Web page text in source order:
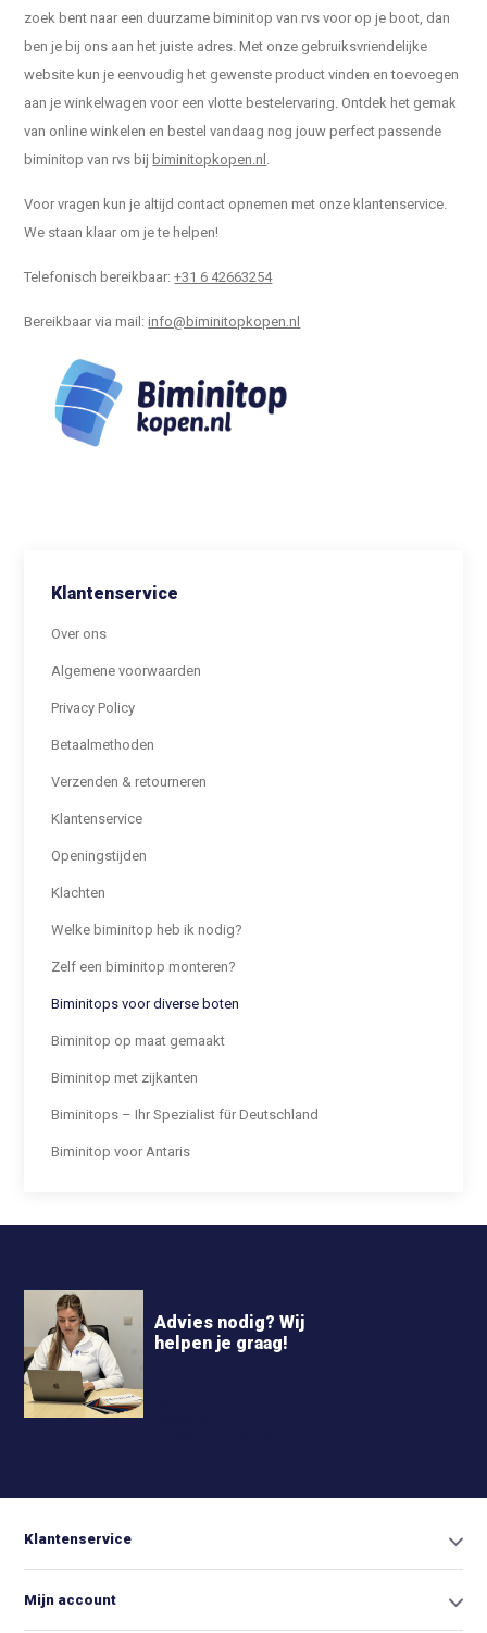
Klantenservice
Over ons
Algemene voorwaarden
Privacy Policy
Betaalmethoden
Verzenden & retourneren
Klantenservice
Openingstijden
Klachten
Welke biminitop heb ik nodig?
Zelf een biminitop monteren?
Biminitops voor diverse boten
Biminitop op maat gemaakt
Biminitop met zijkanten
Biminitops – Ihr Spezialist für Deutschland
Biminitop voor Antaris
zoek bent naar een duurzame biminitop van rvs voor op je boot, dan
ben je bij ons aan het juiste adres. Met onze gebruiksvriendelijke
website kun je eenvoudig het gewenste product vinden en toevoegen
aan je winkelwagen voor een vlotte bestelervaring. Ontdek het gemak
van online winkelen en bestel vandaag nog jouw perfect passende
biminitop van rvs bij biminitopkopen.nl .
Voor vragen kun je altijd contact opnemen met onze klantenservice.
We staan klaar om je te helpen!
Telefonisch bereikbaar:+31 6 42663254
Bereikbaar via mail:info@biminitopkopen.nl
Advies nodig? Wij
helpen je graag!
Klantenservice
Mijn account